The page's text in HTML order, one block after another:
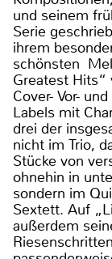
und seinem
Serie
ihrem
schönsten
Greatest
Cover- Vor-
Labels mit
drei der
nicht im Trio,
Stücke von
ohnehin in
sondern im
Sextett. Auf
außerdem